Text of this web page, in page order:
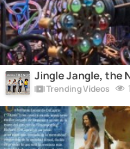
Jingle Jangle, the
Trending Videos